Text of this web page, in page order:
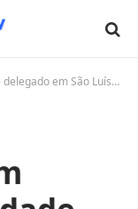
São Luís do Maranhão